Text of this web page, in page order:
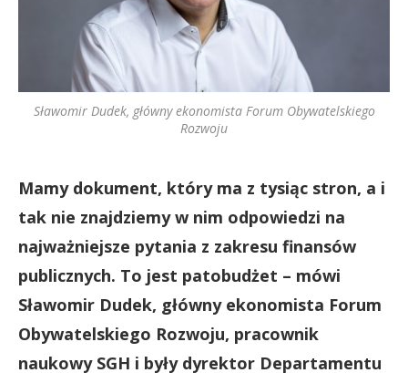
Sławomir Dudek, główny ekonomista Forum Obywatelskiego
Rozwoju
Mamy dokument, który ma z tysiąc stron, a i
tak nie znajdziemy w nim odpowiedzi na
najważniejsze pytania z zakresu finansów
publicznych. To jest patobudżet – mówi
Sławomir Dudek, główny ekonomista Forum
Obywatelskiego Rozwoju, pracownik
naukowy SGH i były dyrektor Departamentu